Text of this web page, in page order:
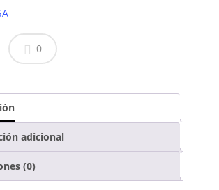
0
adicional
(0)